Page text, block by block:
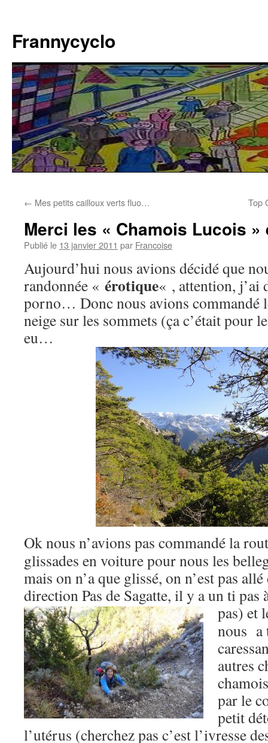
contenu
Frannycyclo
← Mes petits cailloux verts fluo… Top
Merci les « Chamois Lucois »
Publié le 13 janvier 2011 par Francoise
Aujourd’hui nous avions décidé que
randonnée « érotique« , attention, j’ai
porno… Donc nous avions commandé
neige sur les sommets (ça c’était pour
eu…
Ok nous n’avions pas commandé la
glissades en voiture pour nous les
mais on n’a que glissé, on n’est pas
direction Pas de Sagatte, il y a un ti
pas) et
nous a
autres
par le
petit
l’utérus (cherchez pas c’est l’ivresse